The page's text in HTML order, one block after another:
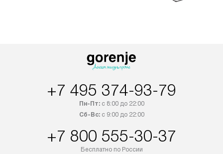
+7 495 374-93-79
Пн-Пт:с 8:00 до 22:00
Сб-Вс:с 9:00 до 22:00
+7 800 555-30-37
Бесплатно по России